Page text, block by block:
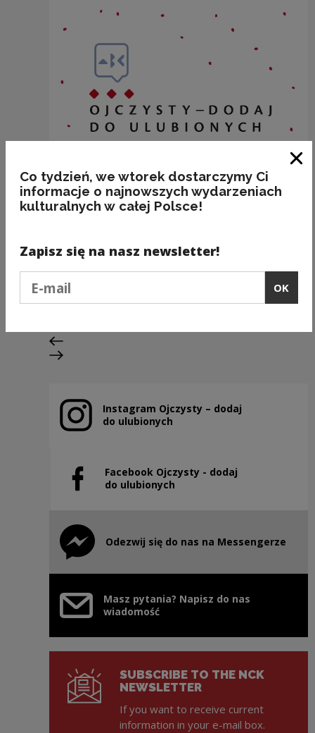
BAKALIE
Kategorie:
Previous slide
Next slide
Instagram Ojczysty – dodaj
do ulubionych
Note, the link will open in a new window
Facebook Ojczysty - dodaj
do ulubionych
Note, the link will open in a new window
Odezwij się do nas na Messengerze
Note, the link will open in a new window
Masz pytania? Napisz do nas
wiadomość
SUBSCRIBE TO THE NCK
NEWSLETTER
If you want to receive current
information in your e-mail box.
Co tydzień, we wtorek dostarczymy Ci
informacje o najnowszych wydarzeniach
kulturalnych w całej Polsce!
Zapisz się na nasz newsletter!
OK